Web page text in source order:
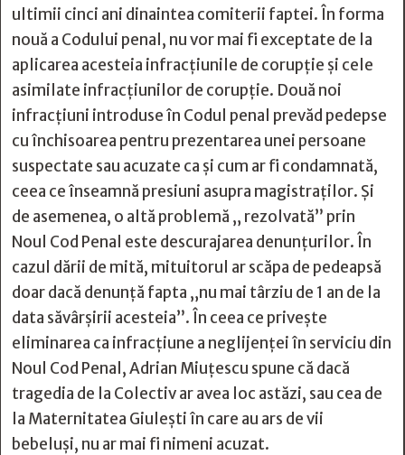
ultimii cinci ani dinaintea comiterii faptei. În forma
nouă a Codului penal, nu vor mai fi exceptate de la
aplicarea acesteia infracțiunile de corupție și cele
asimilate infracțiunilor de corupție. Două noi
infracțiuni introduse în Codul penal prevăd pedepse
cu închisoarea pentru prezentarea unei persoane
suspectate sau acuzate ca și cum ar fi condamnată,
ceea ce înseamnă presiuni asupra magistraților. Și
de asemenea, o altă problemă „ rezolvată” prin
Noul Cod Penal este descurajarea denunțurilor. În
cazul dării de mită, mituitorul ar scăpa de pedeapsă
doar dacă denunță fapta „nu mai târziu de 1 an de la
data săvârșirii acesteia”. În ceea ce privește
eliminarea ca infracțiune a neglijenței în serviciu din
Noul Cod Penal, Adrian Miuțescu spune că dacă
tragedia de la Colectiv ar avea loc astăzi, sau cea de
la Maternitatea Giulești în care au ars de vii
bebeluși, nu ar mai fi nimeni acuzat.